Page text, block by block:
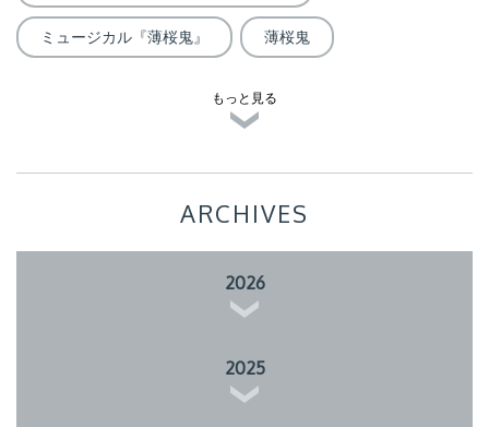
ミュージカル『薄桜鬼』 薄桜鬼
もっと見る
ARCHIVES
2026
2025